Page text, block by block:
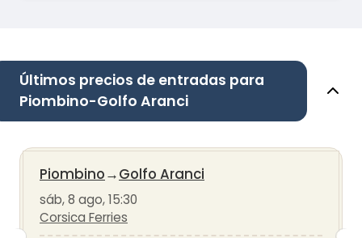
Últimos precios de entradas para
Piombino-Golfo Aranci
Piombino→Golfo Aranci
sáb, 8 ago, 15:30
Corsica Ferries